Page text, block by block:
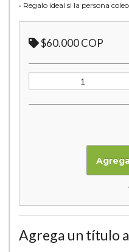
• Regalo ideal si la persona
$60.000 COP
Agrega un título